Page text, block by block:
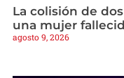
La colisión de
una mujer
agosto 9, 2026